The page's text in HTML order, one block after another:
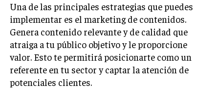
FINANZAS
FINANZAS Y CONTABILIDAD
GESTIÓN DE RECURSOS FINANCIEROS
INVERSIONES Y MERCADOS FINANCIEROS
CONTABILIDAD EMPRESARIAL
Una de las principales estrategias que puedes
implementar es el marketing de contenidos.
Genera contenido relevante y de calidad que
atraiga a tu público objetivo y le proporcione
valor. Esto te permitirá posicionarte como un
referente en tu sector y captar la atención de
potenciales clientes.